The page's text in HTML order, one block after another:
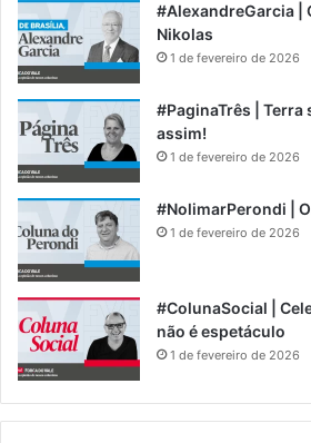
#AlexandreGarcia |
Nikolas
1 de fevereiro de 2026
#PaginaTrês | Terra
assim!
1 de fevereiro de 2026
#NolimarPerondi |
1 de fevereiro de 2026
#ColunaSocial |
não é espetáculo
1 de fevereiro de 2026